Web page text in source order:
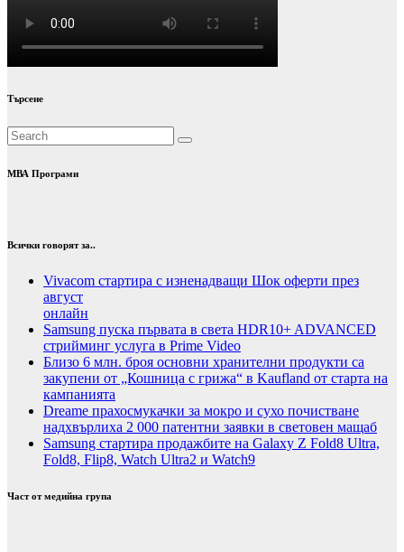
Търсене
МВА Програми
Всички говорят за..
Vivacom стартира с изненадващи Шок оферти през
август
онлайн
Samsung пуска първата в света HDR10+ ADVANCED
стрийминг услуга в Prime Video
Близо 6 млн. броя основни хранителни продукти са
закупени от „Кошница с грижа“ в Kaufland от старта на
кампанията
Dreame прахосмукачки за мокро и сухо почистване
надхвърлиха 2 000 патентни заявки в световен мащаб
Samsung стартира продажбите на Galaxy Z Fold8 Ultra,
Fold8, Flip8, Watch Ultra2 и Watch9
Част от медийна група